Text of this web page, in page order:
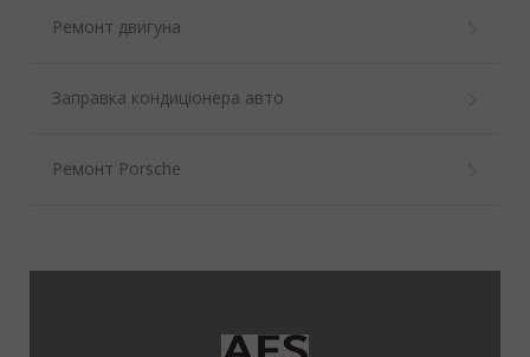
Ремонт двигуна
Заправка кондиціонера авто
Ремонт Porsche